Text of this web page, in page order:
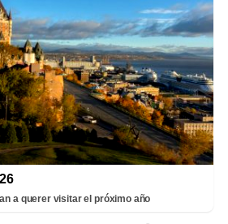
a querer visitar el próximo año